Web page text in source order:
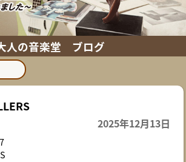
人の音楽堂 ブログ
2025年12月13日